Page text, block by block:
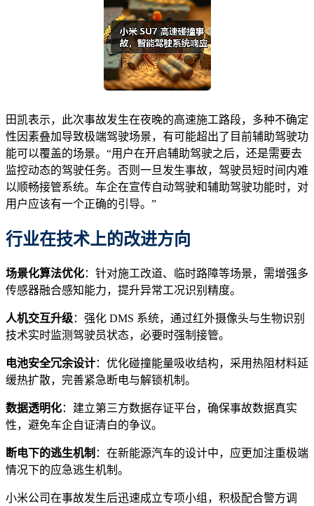
田凯表示，此次事故发生在夜晚的高速施工路段，多种不确定
性因素叠加导致极端驾驶场景，有可能超出了目前辅助驾驶功
能可以覆盖的场景。“用户在开启辅助驾驶之后，还是需要去
监控动态的驾驶任务。否则一旦发生事故，驾驶员短时间内难
以顺畅接管系统。车企在宣传自动驾驶和辅助驾驶功能时，对
用户应该有一个正确的引导。”
行业在技术上的改进方向
场景化算法优化：针对施工改道、临时路障等场景，需增强多
传感器融合感知能力，提升异常工况识别精度。
人机交互升级：强化 DMS 系统，通过红外摄像头与生物识别
技术实时监测驾驶员状态，必要时强制接管。
电池安全冗余设计：优化碰撞能量吸收结构，采用热阻材料延
缓热扩散，完善紧急断电与解锁机制。
数据透明化：建立第三方数据存证平台，确保事故数据真实
性，避免车企自证清白的争议。
断电下的逃生机制 ：在新能源汽车的设计中，应更加注重极端
情况下的应急逃生机制。
小米公司在事故发生后迅速成立专项小组，积极配合警方调